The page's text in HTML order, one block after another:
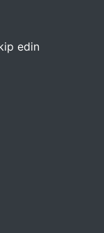
edin